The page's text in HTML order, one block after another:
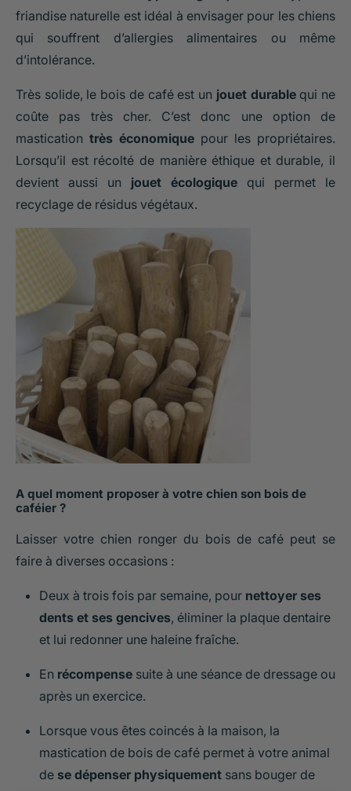
friandise naturelle est idéal à envisager pour les chiens
qui souffrent d’allergies alimentaires ou même
d’intolérance.
Très solide, le bois de café est un jouet durable qui ne
coûte pas très cher. C’est donc une option de
mastication très économique pour les propriétaires.
Lorsqu’il est récolté de manière éthique et durable, il
devient aussi un jouet écologique qui permet le
recyclage de résidus végétaux.
A quel moment proposer à votre chien son bois de
caféier ?
Laisser votre chien ronger du bois de café peut se
faire à diverses occasions :
Deux à trois fois par semaine, pour nettoyer ses
dents et ses gencives, éliminer la plaque dentaire
et lui redonner une haleine fraîche.
En récompense suite à une séance de dressage ou
après un exercice.
Lorsque vous êtes coincés à la maison, la
mastication de bois de café permet à votre animal
de se dépenser physiquement sans bouger de